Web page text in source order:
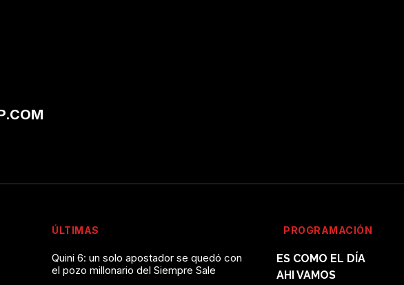
ÚLTIMAS
Quini 6: un solo apostador se quedó con
el pozo millonario del Siempre Sale
PROGRAMACIÓN
ES COMO EL DÍA
AHI VAMOS